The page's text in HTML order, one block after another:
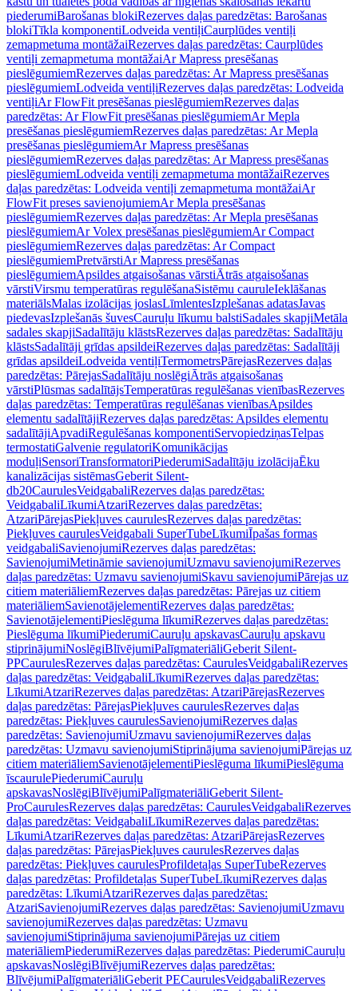
piederumiBarošanas blokiRezerves daļas paredzētas: Barošanas
blokiTīkla komponentiLodveida ventiļiCaurplūdes ventiļi
zemapmetuma montāžaiRezerves daļas paredzētas: Caurplūdes
ventiļi zemapmetuma montāžaiAr Mapress presēšanas
pieslēgumiemRezerves daļas paredzētas: Ar Mapress presēšanas
pieslēgumiemLodveida ventiļiRezerves daļas paredzētas: Lodveida
ventiļiAr FlowFit presēšanas pieslēgumiemRezerves daļas
paredzētas: Ar FlowFit presēšanas pieslēgumiemAr Mepla
presēšanas pieslēgumiemRezerves daļas paredzētas: Ar Mepla
presēšanas pieslēgumiemAr Mapress presēšanas
pieslēgumiemRezerves daļas paredzētas: Ar Mapress presēšanas
pieslēgumiemLodveida ventiļi zemapmetuma montāžaiRezerves
daļas paredzētas: Lodveida ventiļi zemapmetuma montāžaiAr
FlowFit preses savienojumiemAr Mepla presēšanas
pieslēgumiemRezerves daļas paredzētas: Ar Mepla presēšanas
pieslēgumiemAr Volex presēšanas pieslēgumiemAr Compact
pieslēgumiemRezerves daļas paredzētas: Ar Compact
pieslēgumiemPretvārstiAr Mapress presēšanas
pieslēgumiemApsildes atgaisošanas vārstiĀtrās atgaisošanas
vārstiVirsmu temperatūras regulēšanaSistēmu cauruleIeklāšanas
materiālsMalas izolācijas joslasLīmlentesIzplešanas adatasJavas
piedevasIzplešanās šuvesCauruļu līkumu balstiSadales skapjiMetāla
sadales skapjiSadalītāju klāstsRezerves daļas paredzētas: Sadalītāju
klāstsSadalītāji grīdas apsildeiRezerves daļas paredzētas: Sadalītāji
grīdas apsildeiLodveida ventiļiTermometrsPārejasRezerves daļas
paredzētas: PārejasSadalītāju noslēgiĀtrās atgaisošanas
vārstiPlūsmas sadalītājsTemperatūras regulēšanas vienībasRezerves
daļas paredzētas: Temperatūras regulēšanas vienībasApsildes
elementu sadalītājiRezerves daļas paredzētas: Apsildes elementu
sadalītājiApvadiRegulēšanas komponentiServopiedziņasTelpas
termostatiGalvenie regulatoriKomunikācijas
moduļiSensoriTransformatoriPiederumiSadalītāju izolācijaĒku
kanalizācijas sistēmasGeberit Silent-
db20CaurulesVeidgabaliRezerves daļas paredzētas:
VeidgabaliLīkumiAtzariRezerves daļas paredzētas:
AtzariPārejasPiekļuves caurulesRezerves daļas paredzētas:
Piekļuves caurulesVeidgabali SuperTubeLīkumiĪpašas formas
veidgabaliSavienojumiRezerves daļas paredzētas:
SavienojumiMetināmie savienojumiUzmavu savienojumiRezerves
daļas paredzētas: Uzmavu savienojumiSkavu savienojumiPārejas uz
citiem materiāliemRezerves daļas paredzētas: Pārejas uz citiem
materiāliemSavienotājelementiRezerves daļas paredzētas:
SavienotājelementiPieslēguma līkumiRezerves daļas paredzētas:
Pieslēguma līkumiPiederumiCauruļu apskavasCauruļu apskavu
stiprinājumiNoslēgiBlīvējumiPalīgmateriāliGeberit Silent-
PPCaurulesRezerves daļas paredzētas: CaurulesVeidgabaliRezerves
daļas paredzētas: VeidgabaliLīkumiRezerves daļas paredzētas:
LīkumiAtzariRezerves daļas paredzētas: AtzariPārejasRezerves
daļas paredzētas: PārejasPiekļuves caurulesRezerves daļas
paredzētas: Piekļuves caurulesSavienojumiRezerves daļas
paredzētas: SavienojumiUzmavu savienojumiRezerves daļas
paredzētas: Uzmavu savienojumiStiprinājuma savienojumiPārejas uz
citiem materiāliemSavienotājelementiPieslēguma līkumiPieslēguma
īscaurulePiederumiCauruļu
apskavasNoslēgiBlīvējumiPalīgmateriāliGeberit Silent-
ProCaurulesRezerves daļas paredzētas: CaurulesVeidgabaliRezerves
daļas paredzētas: VeidgabaliLīkumiRezerves daļas paredzētas:
LīkumiAtzariRezerves daļas paredzētas: AtzariPārejasRezerves
daļas paredzētas: PārejasPiekļuves caurulesRezerves daļas
paredzētas: Piekļuves caurulesProfildetaļas SuperTubeRezerves
daļas paredzētas: Profildetaļas SuperTubeLīkumiRezerves daļas
paredzētas: LīkumiAtzariRezerves daļas paredzētas:
AtzariSavienojumiRezerves daļas paredzētas: SavienojumiUzmavu
savienojumiRezerves daļas paredzētas: Uzmavu
savienojumiStiprinājuma savienojumiPārejas uz citiem
materiāliemPiederumiRezerves daļas paredzētas: PiederumiCauruļu
apskavasNoslēgiBlīvējumiRezerves daļas paredzētas:
BlīvējumiPalīgmateriāliGeberit PECaurulesVeidgabaliRezerves